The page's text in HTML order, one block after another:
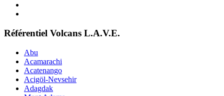
Référentiel Volcans L.A.V.E.
Abu
Acamarachi
Acatenango
Acigöl-Nevsehir
Adagdak